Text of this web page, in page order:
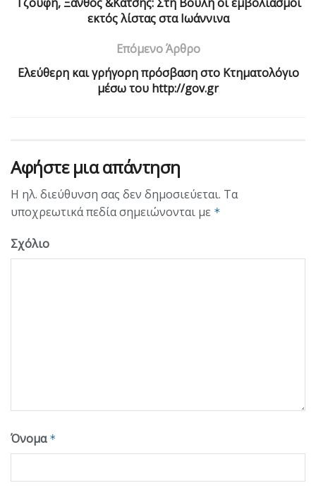
εκτός λίστας στα Ιωάννινα
Επόμενο Άρθρο
Ελεύθερη και γρήγορη πρόσβαση στο Kτηματολόγιο
μέσω του http://gov.gr
Αφήστε μια απάντηση
Η ηλ. διεύθυνση σας δεν δημοσιεύεται. Τα
υποχρεωτικά πεδία σημειώνονται με *
Σχόλιο
Όνομα *